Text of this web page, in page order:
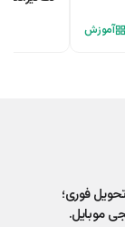
آموزش
فوری؛
موبایل.